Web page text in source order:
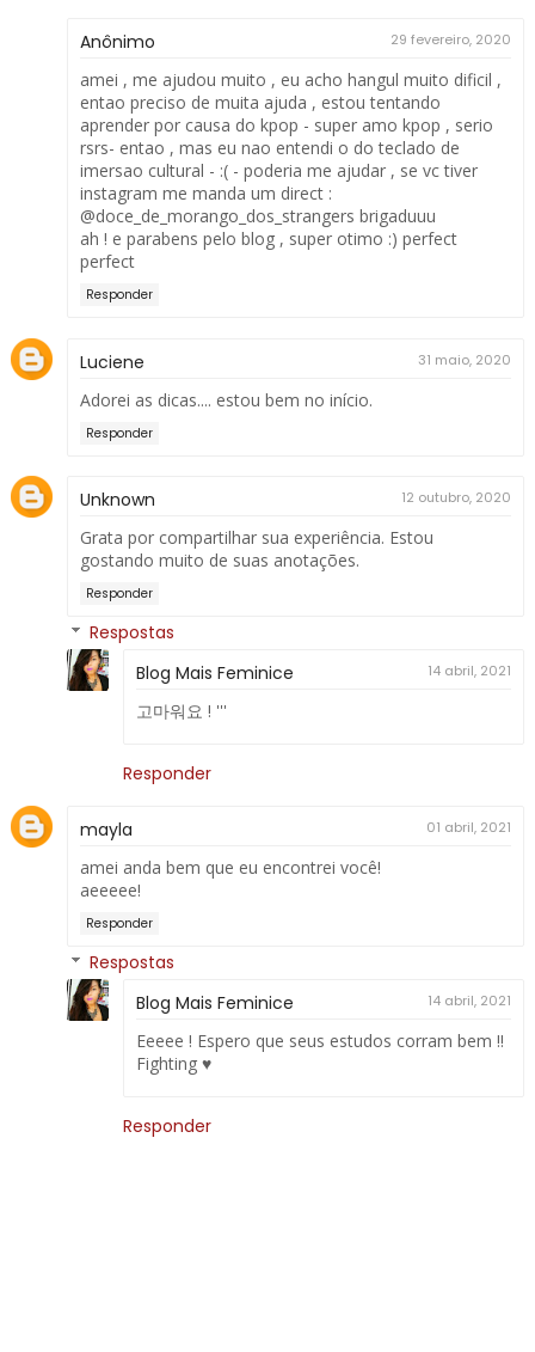
Anônimo 29 fevereiro, 2020
amei , me ajudou muito , eu acho hangul muito dificil ,
entao preciso de muita ajuda , estou tentando
aprender por causa do kpop - super amo kpop , serio
rsrs- entao , mas eu nao entendi o do teclado de
imersao cultural - :( - poderia me ajudar , se vc tiver
instagram me manda um direct :
@doce_de_morango_dos_strangers brigaduuu
ah ! e parabens pelo blog , super otimo :) perfect
perfect
Responder
Luciene 31 maio, 2020
Adorei as dicas.... estou bem no início.
Responder
Unknown 12 outubro, 2020
Grata por compartilhar sua experiência. Estou
gostando muito de suas anotações.
Responder
Respostas
Blog Mais Feminice
14 abril, 2021
고마워요 ! '''
Responder
mayla 01 abril, 2021
amei anda bem que eu encontrei você!
aeeeee!
Responder
Respostas
Blog Mais Feminice
14 abril, 2021
Eeeee ! Espero que seus estudos corram bem !!
Fighting ♥
Responder